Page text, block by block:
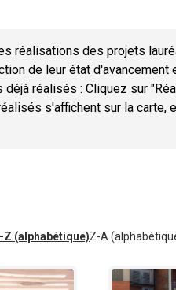
réalisations des projets
de leur état d'avancement
réalisés : Cliquez sur
s'affichent sur la carte,
Z (alphabétique)Z-A